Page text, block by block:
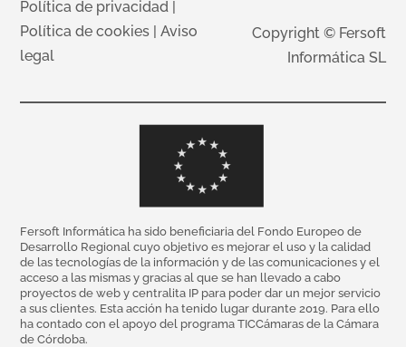
Política de privacidad
Política de cookies |Aviso
legal
Copyright © Fersoft
Informática SL
Fersoft Informática ha sido beneficiaria del Fondo Europeo de
Desarrollo Regional cuyo objetivo es mejorar el uso y la calidad
de las tecnologías de la información y de las comunicaciones y el
acceso a las mismas y gracias al que se han llevado a cabo
proyectos de web y centralita IP para poder dar un mejor servicio
a sus clientes. Esta acción ha tenido lugar durante 2019. Para ello
ha contado con el apoyo del programa TICCámaras de la Cámara
de Córdoba.